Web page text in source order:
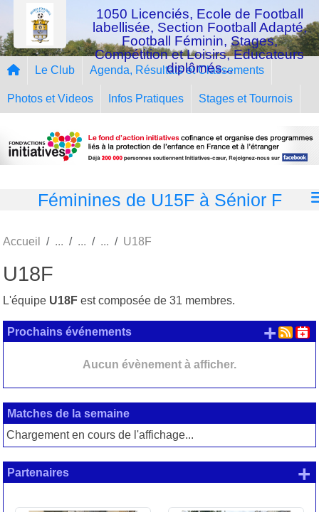
1050 Licenciés, Ecole de Football
labellisée, Section Football Adapté,
Football Féminin, Stages,
Compétition et Loisirs, Educateurs
diplômés...
Le Club Agenda, Résultats et Classements
Photos et Videos Infos Pratiques Stages et Tournois
Féminines de U15F à Sénior F
Accueil U18F
U18F
L'équipe U18F est composée de 31 membres.
Prochains événements
Aucun évènement à afficher.
+
Matches de la semaine
Chargement en cours de l'affichage...
Partenaires +
Panneau de gestion des cookies